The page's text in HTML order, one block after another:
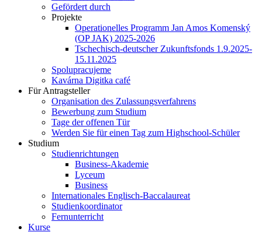
Gefördert durch
Projekte
Operationelles Programm Jan Amos Komenský
(OP JAK) 2025-2026
Tschechisch-deutscher Zukunftsfonds 1.9.2025-
15.11.2025
Spolupracujeme
Kavárna Digitka café
Für Antragsteller
Organisation des Zulassungsverfahrens
Bewerbung zum Studium
Tage der offenen Tür
Werden Sie für einen Tag zum Highschool-Schüler
Studium
Studienrichtungen
Business-Akademie
Lyceum
Business
Internationales Englisch-Baccalaureat
Studienkoordinator
Fernunterricht
Kurse